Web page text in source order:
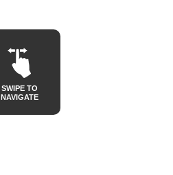
SWIPE TO
NAVIGATE